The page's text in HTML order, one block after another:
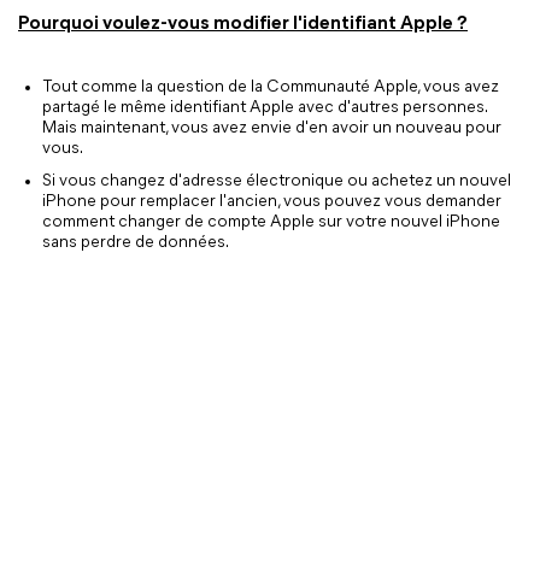
Pourquoi voulez-vous modifier l'identifiant Apple ?
Tout comme la question de la Communauté Apple, vous avez
partagé le même identifiant Apple avec d'autres personnes.
Mais maintenant, vous avez envie d'en avoir un nouveau pour
vous.
Si vous changez d'adresse électronique ou achetez un nouvel
iPhone pour remplacer l'ancien, vous pouvez vous demander
comment changer de compte Apple sur votre nouvel iPhone
sans perdre de données.